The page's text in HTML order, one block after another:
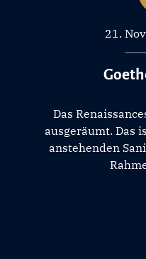
21.
Das
ausgeräumt. Das
anstehenden